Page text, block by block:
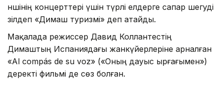
әншінің концерттері үшін түрлі елдерге сапар шегуді
әзілдеп «Димаш туризмі» деп атайды.
Мақалада режиссер Давид Коллантестің
Димаштың Испаниядағы жанкүйерлеріне арналған
«Al compás de su voz» («Оның дауыс ырғағымен»)
деректі фильмі де сөз болған.